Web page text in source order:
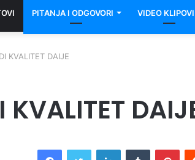
PITANJA I ODGOVORI VIDEO KLIPOVI
KVALITET DAIJE
KVALITET